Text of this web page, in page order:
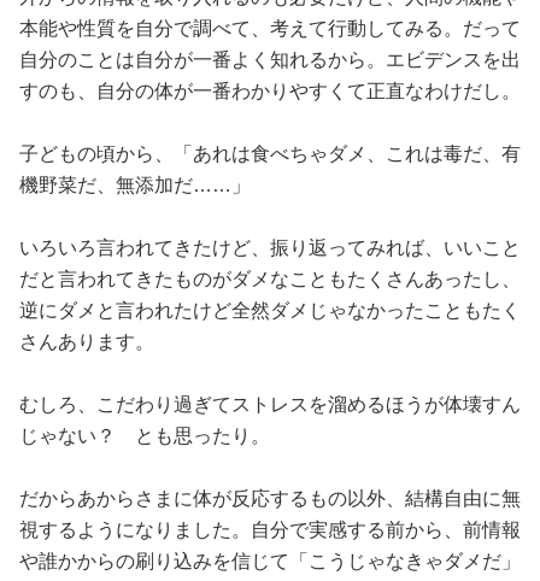
本能や性質を自分で調べて、考えて行動してみる。だって
自分のことは自分が一番よく知れるから。エビデンスを出
すのも、自分の体が一番わかりやすくて正直なわけだし。
子どもの頃から、「あれは食べちゃダメ、これは毒だ、有
機野菜だ、無添加だ……」
いろいろ言われてきたけど、振り返ってみれば、いいこと
だと言われてきたものがダメなこともたくさんあったし、
逆にダメと言われたけど全然ダメじゃなかったこともたく
さんあります。
むしろ、こだわり過ぎてストレスを溜めるほうが体壊すん
じゃない？ とも思ったり。
だからあからさまに体が反応するもの以外、結構自由に無
視するようになりました。自分で実感する前から、前情報
や誰かからの刷り込みを信じて「こうじゃなきゃダメだ」